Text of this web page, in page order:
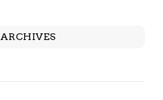
ARCHIVES